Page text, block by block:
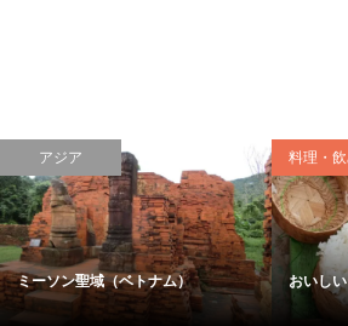
アジア
ミーソン聖域（ベトナム）
料理・
おいし